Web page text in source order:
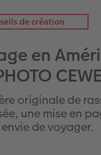
de création
en
originale de
une mise en
de voyager.